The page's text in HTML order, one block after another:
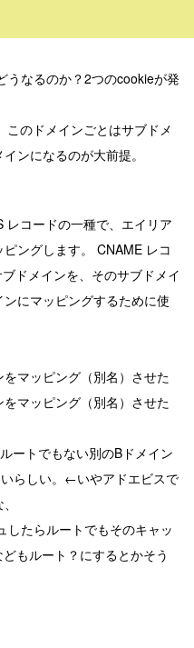
なるのか？2つのcookieが発
のドメインごとはサブドメ
ンになるのが大前提。
レコードの一種で、エイリア
ングします。 CNAME レコ
ドメインを、そのサブドメイ
にマッピングするために使
マッピング（別名）させた
マッピング（別名）させた
ートでもない別のBドメイン
らしい。←いやアドエビスで
たらルートでもそのキャッ
もルート？にするとかそう